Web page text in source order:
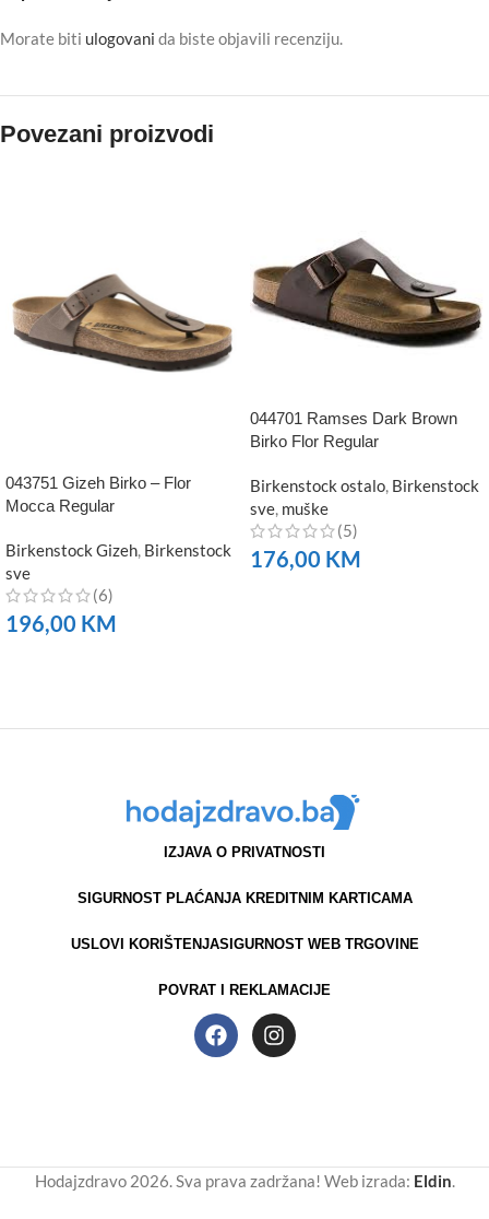
Morate biti ulogovani da biste objavili recenziju.
Povezani proizvodi
043751 Gizeh Birko – Flor
Mocca Regular
Birkenstock Gizeh, Birkenstock
sve
(6)
196,00 KM
044701 Ramses Dark Brown
Birko Flor Regular
Birkenstock ostalo Birkenstock
sve muške
(5)
176,00 KM
IZJAVA O PRIVATNOSTI
SIGURNOST PLAĆANJA KREDITNIM KARTICAMA
USLOVI KORIŠTENJASIGURNOST WEB TRGOVINE
POVRAT I REKLAMACIJE
Hodajzdravo 2026. Sva prava zadržana! Web izrada: Eldin.